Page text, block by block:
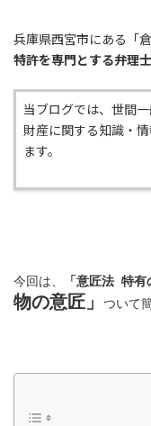
兵庫県西宮市にある「
特許を専門とする弁理士
当ブログでは、世間
財産に関する知識・
ます。
今回は、 「意匠法 特有
物の意匠」
ついて
目